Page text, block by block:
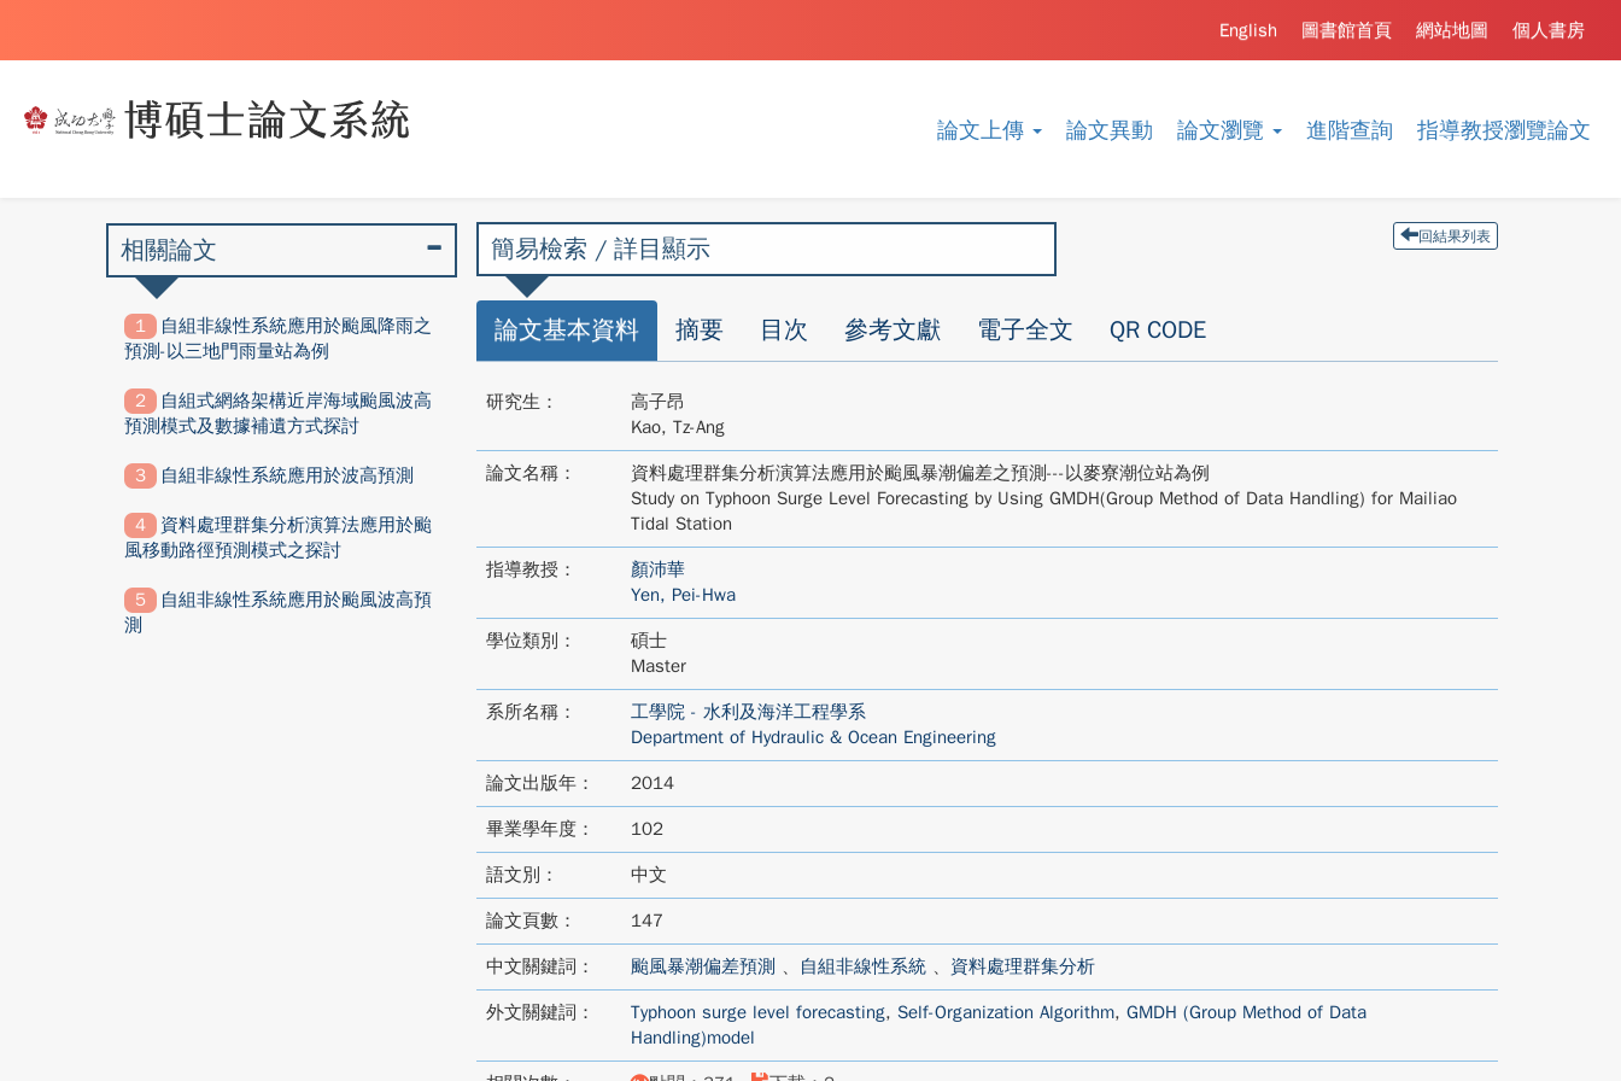
論文上傳 論文異動 論文瀏覽 進階查詢 指導教授瀏覽論文
個人書房
網站地圖
圖書館首頁
English
簡易檢索 / 詳目顯示 回結果列表
論文基本資料 摘要 目次 參考文獻 電子全文 QR CODE
研究生：
高子昂
Kao, Tz-Ang
論文名稱：
資料處理群集分析演算法應用於颱風暴潮偏差之預測---以麥寮潮位站為例
Study on Typhoon Surge Level Forecasting by Using GMDH(Group Method of Data Handling) for Mailiao
Tidal Station
指導教授：
顏沛華
Yen, Pei-Hwa
學位類別：
碩士
Master
系所名稱：
工學院 - 水利及海洋工程學系
Department of Hydraulic & Ocean Engineering
論文出版年： 2014
畢業學年度： 102
語文別： 中文
論文頁數： 147
中文關鍵詞： 颱風暴潮偏差預測 、 自組非線性系統、 資料處理群集分析
外文關鍵詞： Typhoon surge level forecasting, Self-Organization Algorithm, GMDH (Group Method of Data
Handling)model
相關論文
自組非線性系統應用於颱風降雨之
預測-以三地門雨量站為例
自組式網絡架構近岸海域颱風波高
預測模式及數據補遺方式探討
自組非線性系統應用於波高預測
資料處理群集分析演算法應用於颱
風移動路徑預測模式之探討
自組非線性系統應用於颱風波高預
測